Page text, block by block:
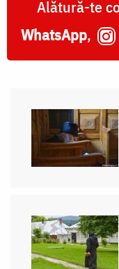
Alătură-te
WhatsApp,